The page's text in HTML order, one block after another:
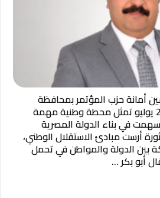
أمانة حزب المؤتمر بمحافظة
أسيوط، أن ذكرى ثورة 23 يوليو تمثل محطة وطنية مهمة
في بناء الدولة المصرية
أرست مبادئ الاستقلال الوطني،
الدولة والمواطن في تحمل
أبو بكر …